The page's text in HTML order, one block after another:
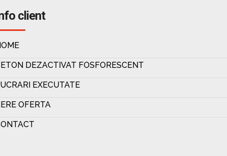
client
DEZACTIVAT FOSFORESCENT
EXECUTATE
OFERTA